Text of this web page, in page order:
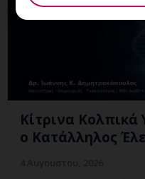
Κίτρινα
ο Κατάλληλος